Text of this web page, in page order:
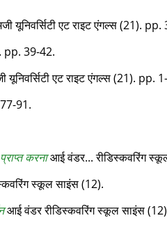
यूनिवर्सिटी एट राइट एंगल्‍स (21).
pp. 39-42.
यूनिवर्सिटी एट राइट एंगल्‍स (21). pp.
91.
करनाआई वंडर... रीडिस्‍कवरिंग
स्‍कूल साइंस (12).
आई वंडर रीडिस्‍कवरिंग स्‍कूल साइंस